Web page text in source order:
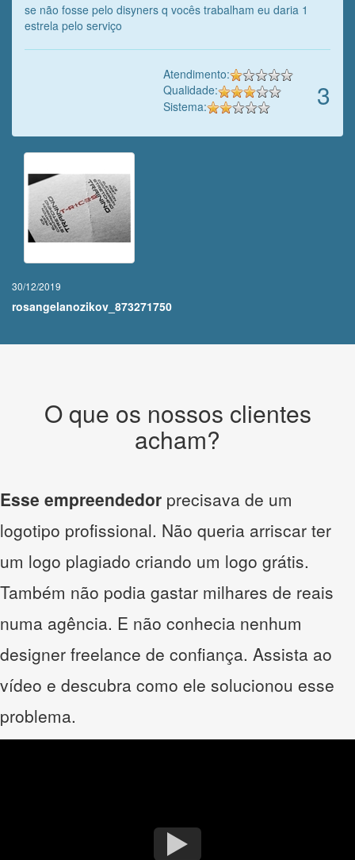
se não fosse pelo disyners q vocês trabalham eu daria 1
estrela pelo serviço
3
Atendimento:
Qualidade:
Sistema:
30/12/2019
rosangelanozikov_873271750
O que os nossos clientes
acham?
Esse empreendedor precisava de um
logotipo profissional. Não queria arriscar ter
um logo plagiado criando um logo grátis.
Também não podia gastar milhares de reais
numa agência. E não conhecia nenhum
designer freelance de confiança. Assista ao
vídeo e descubra como ele solucionou esse
problema.